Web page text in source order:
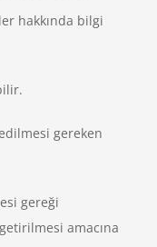
hakkında bilgi
gereken
gereği
amacına